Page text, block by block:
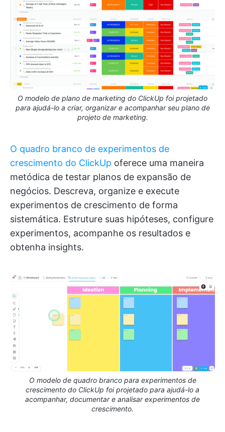
O modelo de plano de marketing do ClickUp foi projetado
para ajudá-lo a criar, organizar e acompanhar seu plano de
projeto de marketing.
O quadro branco de experimentos de
crescimento do ClickUp oferece uma maneira
metódica de testar planos de expansão de
negócios. Descreva, organize e execute
experimentos de crescimento de forma
sistemática. Estruture suas hipóteses, configure
experimentos, acompanhe os resultados e
obtenha insights.
O modelo de quadro branco para experimentos de
crescimento do ClickUp foi projetado para ajudá-lo a
acompanhar, documentar e analisar experimentos de
crescimento.